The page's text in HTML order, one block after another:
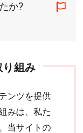
か?
組み
ンツを提供
みは、私た
当サイトの